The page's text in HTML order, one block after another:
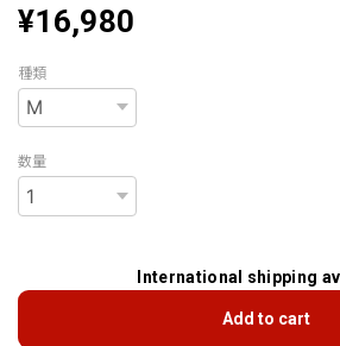
¥16,980
種類
数量
International shipping
Add to cart